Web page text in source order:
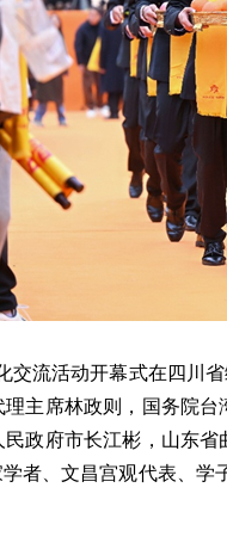
流活动开幕式在四川省
主席林政则，国务院
政府市长江彬，山东
者、文昌宫观代表、